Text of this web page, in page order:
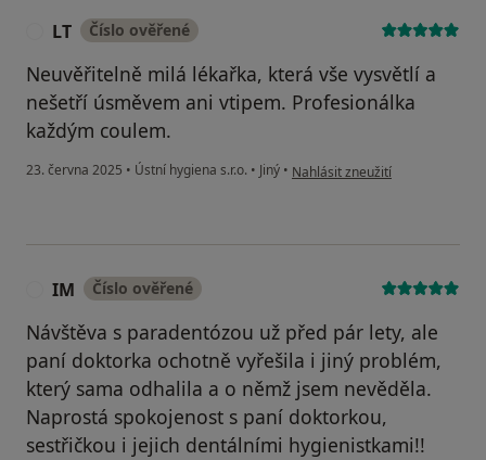
LT Číslo ověřené
Neuvěřitelně milá lékařka, která vše vysvětlí a
nešetří úsměvem ani vtipem. Profesionálka
každým coulem.
23. června 2025 • Ústní hygiena s.r.o. • Jiný • podle názoru uživatele LT
Nahlásit zneužití
IM Číslo ověřené
Návštěva s paradentózou už před pár lety, ale
paní doktorka ochotně vyřešila i jiný problém,
který sama odhalila a o němž jsem nevěděla.
Naprostá spokojenost s paní doktorkou,
sestřičkou i jejich dentálními hygienistkami!!